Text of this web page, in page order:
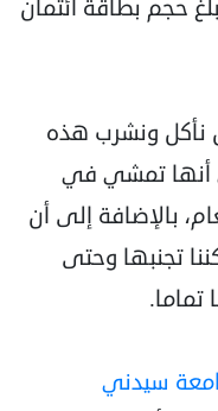
حجم بطاقة ائتمان
نأكل ونشرب هذه
أنها تمشي في
بالإضافة إلى أن
تجنبها وحتى
تماما.
سيدني